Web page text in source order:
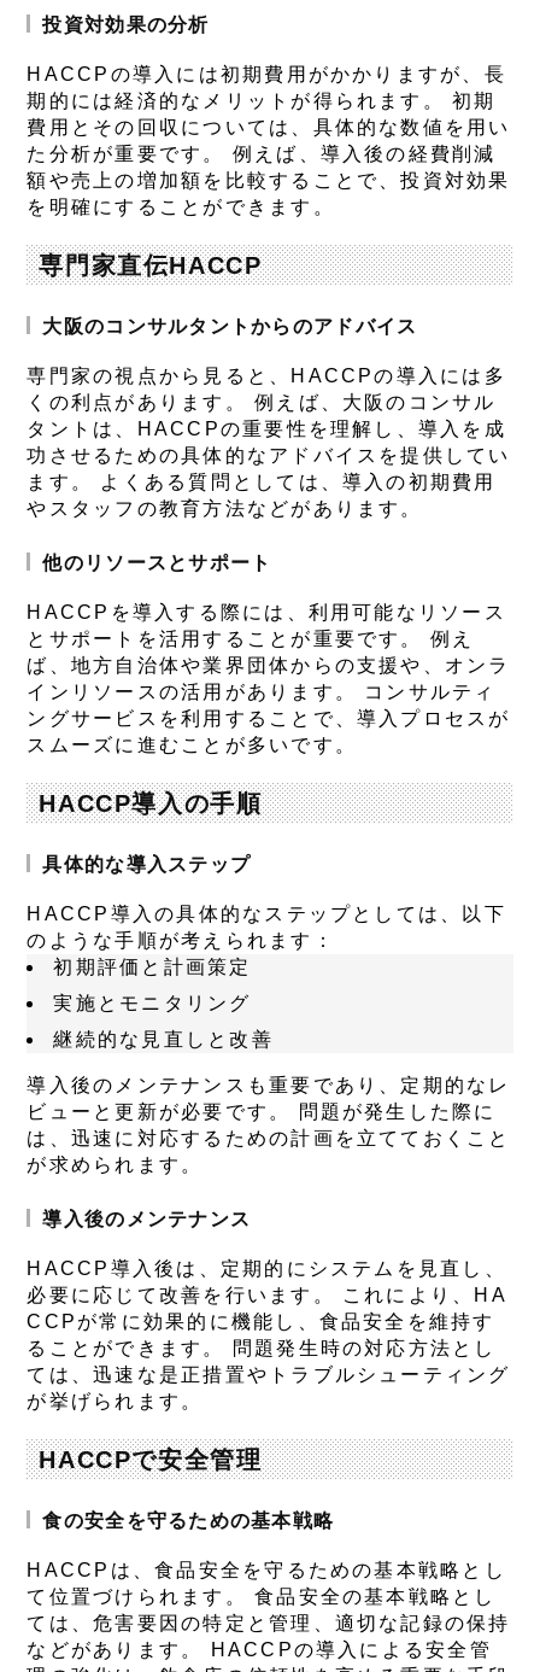
投資対効果の分析
HACCPの導入には初期費用がかかりますが、長
期的には経済的なメリットが得られます。 初期
費用とその回収については、具体的な数値を用い
た分析が重要です。 例えば、導入後の経費削減
額や売上の増加額を比較することで、投資対効果
を明確にすることができます。
専門家直伝HACCP
大阪のコンサルタントからのアドバイス
専門家の視点から見ると、HACCPの導入には多
くの利点があります。 例えば、大阪のコンサル
タントは、HACCPの重要性を理解し、導入を成
功させるための具体的なアドバイスを提供してい
ます。 よくある質問としては、導入の初期費用
やスタッフの教育方法などがあります。
他のリソースとサポート
HACCPを導入する際には、利用可能なリソース
とサポートを活用することが重要です。 例え
ば、地方自治体や業界団体からの支援や、オンラ
インリソースの活用があります。 コンサルティ
ングサービスを利用することで、導入プロセスが
スムーズに進むことが多いです。
HACCP導入の手順
具体的な導入ステップ
HACCP導入の具体的なステップとしては、以下
のような手順が考えられます：
初期評価と計画策定
実施とモニタリング
継続的な見直しと改善
導入後のメンテナンスも重要であり、定期的なレ
ビューと更新が必要です。 問題が発生した際に
は、迅速に対応するための計画を立てておくこと
が求められます。
導入後のメンテナンス
HACCP導入後は、定期的にシステムを見直し、
必要に応じて改善を行います。 これにより、HA
CCPが常に効果的に機能し、食品安全を維持す
ることができます。 問題発生時の対応方法とし
ては、迅速な是正措置やトラブルシューティング
が挙げられます。
HACCPで安全管理
食の安全を守るための基本戦略
HACCPは、食品安全を守るための基本戦略とし
て位置づけられます。 食品安全の基本戦略とし
ては、危害要因の特定と管理、適切な記録の保持
などがあります。 HACCPの導入による安全管